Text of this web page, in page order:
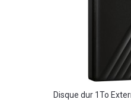
Disque dur 1To